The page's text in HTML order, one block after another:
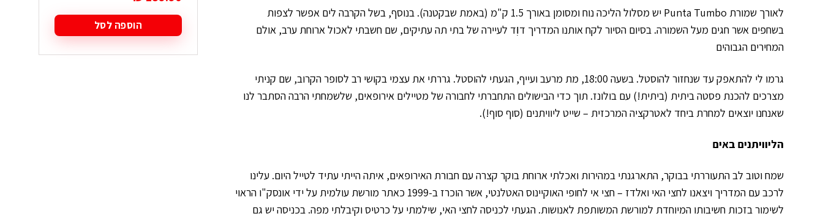
לאורך שמורת Punta Tumbo יש מסלול הליכה נוח ומסומן באורך 1.5 ק"מ (באמת שבקטנה). בנוסף, בשל הקרבה לים אפשר לצפות
בשחפים אשר חגים מעל השמורה. בסיום הסיור לקח אותנו המדריך דוׅד לעיירה של בתי תה עתיקים, שם חשבתי לאכול ארוחת ערב, אולם
המחירים הגבוהים
גרמו לי להתאפק עד שנחזור להוסטל. בשעה 18:00, מת מרעב ועייף, הגעתי להוסטל. גררתי את עצמי בקושי רב לסופר הקרוב, שם קניתי
מצרכים להכנת פסטה ביתית (ביתית!) עם בולונז. תוך כדי הבישולים התחברתי לחבורה של מטיילים אירופאים, שלשמחתי הרבה הסתבר לנו
שאנחנו יוצאים למחרת ביחד לאטרקציה המרכזית – שייט ליוויתנים (סוף סוף!).
הליוויתנים באים
שמח וטוב לב התעוררתי בבוקר, התארגנתי במהירות ואכלתי ארוחת בוקר קצרה עם חבורת האירופאים, איתה הייתי עתיד לטייל היום. עלינו
לרכב עם המדריך ויצאנו לחצי האי ואלדז – חצי אי לחופי האוקיינוס האטלנטי, אשר הוכרז ב-1999 כאתר מורשת עולמית על ידי אונסק"ו הראוי
לשימור בזכות חשיבותו המיוחדת למורשת המשותפת לאנושות. הגעתי לכניסה לחצי האי, שילמתי על כרטיס וקיבלתי מפה. בכניסה יש גם
הוספה לסל